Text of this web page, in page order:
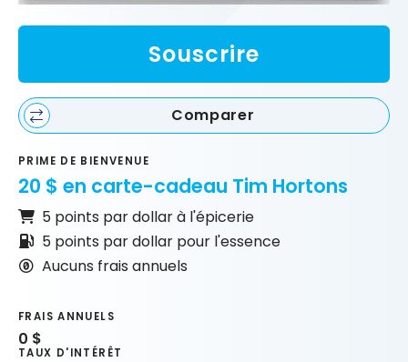
Souscrire
Comparer
PRIME DE BIENVENUE
20 $ en carte-cadeau Tim Hortons
5 points par dollar à l'épicerie
5 points par dollar pour l'essence
Aucuns frais annuels
FRAIS ANNUELS
0 $
TAUX D'INTÉRÊT